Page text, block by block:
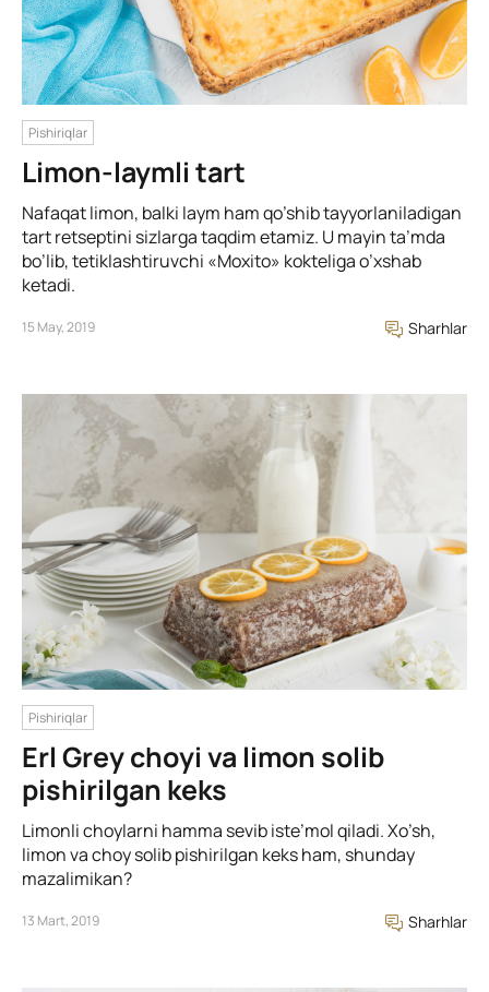
Pishiriqlar
Limon-laymli tart
Nafaqat limon, balki laym ham qo’shib tayyorlaniladigan
tart retseptini sizlarga taqdim etamiz. U mayin ta’mda
bo’lib, tetiklashtiruvchi «Moxito» kokteliga o’xshab
ketadi.
15 May, 2019 Sharhlar
Pishiriqlar
Erl Grey choyi va limon solib
pishirilgan keks
Limonli choylarni hamma sevib iste’mol qiladi. Xo’sh,
limon va choy solib pishirilgan keks ham, shunday
mazalimikan?
13 Mart, 2019 Sharhlar